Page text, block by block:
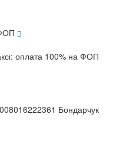
оплата 100% на ФОП
Бондарчук